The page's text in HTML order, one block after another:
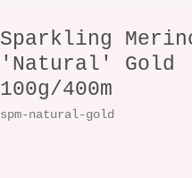
Sparkling
'Natural' Gold
100g/400m
spm-natural-gold